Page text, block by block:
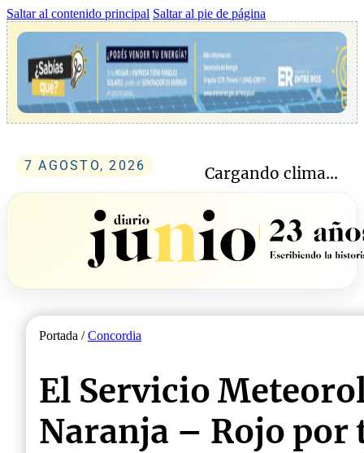
Saltar al contenido principal Saltar al pie de página
7 AGOSTO, 2026 Cargando clima...
Portada /Concordia
El Servicio
Naranja – Rojo por